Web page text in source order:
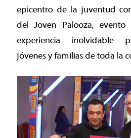
epicentro de la juventud
del Joven Palooza,
experiencia inolvidable
jóvenes y familias de toda la